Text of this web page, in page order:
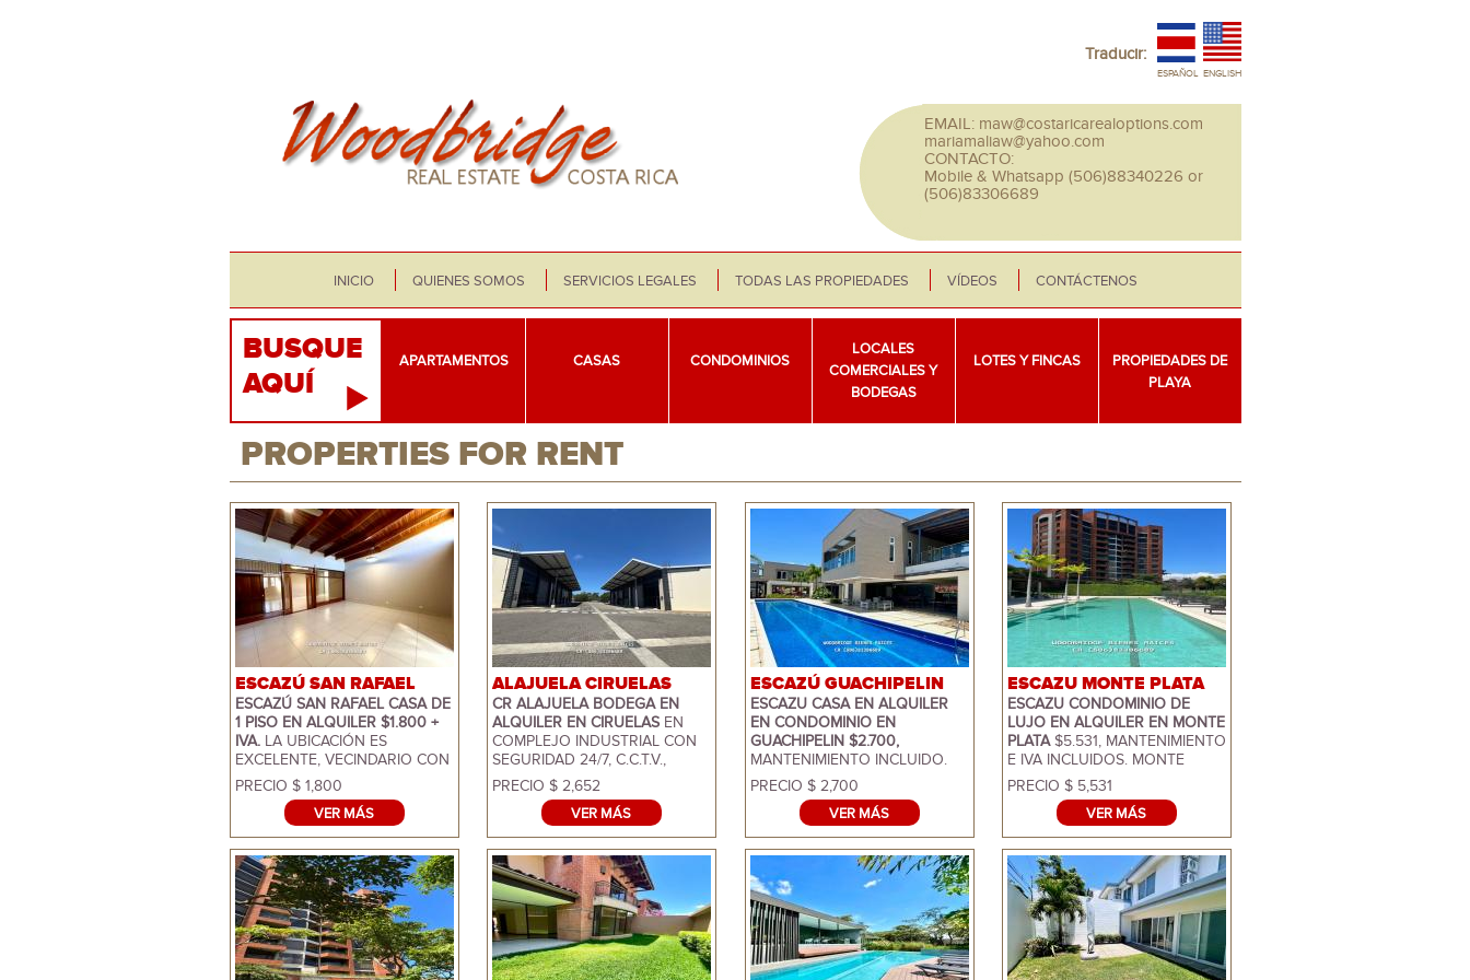
ESPAÑOL ENGLISH
Traducir:
EMAIL: maw@costaricarealoptions.com
mariamaliaw@yahoo.com
CONTACTO:
Mobile & Whatsapp (506)88340226 or
(506)83306689
INICIO QUIENES SOMOS SERVICIOS LEGALES TODAS LAS PROPIEDADES VÍDEOS CONTÁCTENOS
BUSQUE
AQUÍ
APARTAMENTOS CASAS CONDOMINIOS
LOCALES
COMERCIALES Y
BODEGAS
LOTES Y FINCAS
PROPIEDADES DE
PLAYA
PROPERTIES FOR RENT
ESCAZÚ SAN RAFAEL
ESCAZÚ SAN RAFAEL CASA DE
1 PISO EN ALQUILER $1.800 +
IVA.LA UBICACIÓN ES
EXCELENTE, VECINDARIO CON
ACCESO CONTROLADO Y
SEGURIDAD CCTV Y
PRESENCIAL, CERCA DE TODO
TIPO DE SERVICIOS QUE
PUEDE ACCESAR CAMINANDO,
PERIFERICOS, SARETTO,
BANCOS Y MAS. LA CASAMIDE
317 METROS,DISTRIBUCION
EN 1 PLANTA, IMPECABLES
CONDICIONES. NOS OFRECE
VESTIBULO, BAÑO DE VISITAS,
PRECIO $ 1,800
VER MÁS
ALAJUELA CIRUELAS
CR ALAJUELA BODEGA EN
ALQUILER EN CIRUELAS EN
COMPLEJO INDUSTRIAL CON
SEGURIDAD 24/7, C.C.T.V.,
PRECIO $2.652 + IVA,
MANTENIMIENTO INCLUIDO. LA
BODEGA MIDE 312 METROS,
ALTURA 7 METROS AL CODO Y
11 METROS A CUMBRERA,
ANCHO DE PORTON 5
METROS, ACCESO CON
PORTON ELECTRICO QUE
PERMITE INGRESO DE
FURGONES, ANDEN COMUN,
ELECTRICIDAD 120/208, 1
PRECIO $ 2,652
VER MÁS
ESCAZÚ GUACHIPELIN
ESCAZU CASA EN ALQUILER
EN CONDOMINIO EN
GUACHIPELIN $2.700,
MANTENIMIENTO INCLUIDO.
ESTA ES UNA COMUNIDAD
GRANDE UBICADA CERCA DE
TODO TIPO DE SERVICIOS,
LINDASAMENIDADESCON
PISCINAS, 2 CASA CLUB,
GIMNASIO, CANCHA
MULTIUSOS, PLAYGROUND,
CANCHA DE FOOTBOL Y MAS.
IDEAL PARA FAMILIAS
JOVENES CON NIÑOS,
MUCHAS ESCUELAS EN LA
PRECIO $ 2,700
VER MÁS
ESCAZU MONTE PLATA
ESCAZU CONDOMINIO DE
LUJO EN ALQUILER EN MONTE
PLATA$5.531, MANTENIMIENTO
E IVA INCLUIDOS. MONTE
PLATA SON 2 EDIFICIOS
RESIDENCIALES UBICADOS EN
JABONCILLOS CERCA DE
CENTRO COMERCIAL PACO
DONDE ENCUENTRA TODO
TIPO DE SERVICIOS. CUENTAN
CON AMENIDADES: PISCINA,
GIMNASIO, CASA CLUB,
CANCHA DE TENIS,
PLAYGROUND. ESTE
CONDOMINIO MIDE 360
PRECIO $ 5,531
VER MÁS